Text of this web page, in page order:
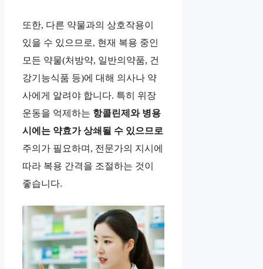
또한, 다른 약물과의 상호작용이
있을 수 있으므로, 현재 복용 중인
모든 약물(처방약, 일반의약품, 건
강기능식품 등)에 대해 의사나 약
사에게 알려야 합니다. 특히 위장
운동을 억제하는 항콜린제와 병용
시에는 약효가 상쇄될 수 있으므로
주의가 필요하며, 전문가의 지시에
따라 복용 간격을 조절하는 것이
좋습니다.